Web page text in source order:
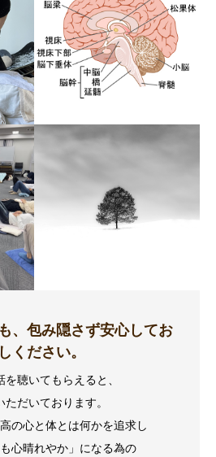
、包み隠さず安心してお
ください。
を聴いてもらえると、
ただいております。
の心と体とは何かを追求し
も心晴れやか」になる為の